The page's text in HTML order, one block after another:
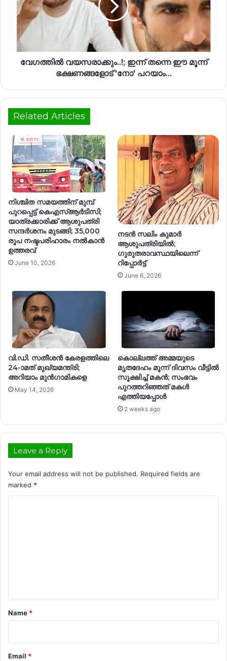
വേഗത്തില്‍ വയസരാക്കും..!; ഇന്ന് തന്നെ ഈ മൂന്ന്
ഭക്ഷണങ്ങളോട് 'നോ' പറയാം…
Related Articles
നിശ്ചിത സമയത്തിന് മുമ്പ്
പുറപ്പെട്ട് കെഎസ്ആർടിസി;
യാത്രക്കാരിക്ക് ആശുപത്രി
സന്ദർശനം മുടങ്ങി; 35,000
രൂപ നഷ്ടപരിഹാരം നൽകാൻ
ഉത്തരവ്
June 10, 2026
നടൻ സലിം കുമാർ
ആശുപത്രിയിൽ;
ഗുരുതരാവസ്ഥയിലെന്ന്
റിപ്പോർട്ട്
June 6, 2026
വി.ഡി. സതീശൻ കേരളത്തിലെ
24-ാമത് മുഖ്യമന്ത്രി;
അറിയാം മുൻഗാമികളെ
May 14, 2026
കൊല്ലത്ത് അമ്മയുടെ
മൃതദേഹം മൂന്ന് ദിവസം വീട്ടിൽ
സൂക്ഷിച്ച് മകൻ; സംഭവം
പുറത്തറിഞ്ഞത് മകൾ
എത്തിയപ്പോൾ
2 weeks ago
Leave a Reply
Your email address will not be published. Required fields are
marked *
*
Name *
Email *